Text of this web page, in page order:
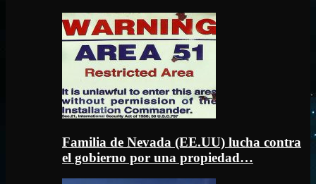
Familia de Nevada (EE.UU) lucha contra
el gobierno por una propiedad…